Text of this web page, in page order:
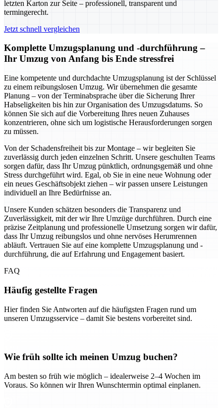
letzten Karton zur Seite – professionell, transparent und
termingerecht.
Jetzt schnell vergleichen
Komplette Umzugsplanung und -durchführung –
Ihr Umzug von Anfang bis Ende stressfrei
Eine kompetente und durchdachte Umzugsplanung ist der Schlüssel
zu einem reibungslosen Umzug. Wir übernehmen die gesamte
Planung – von der Terminabsprache über die Sicherung Ihrer
Habseligkeiten bis hin zur Organisation des Umzugsdatums. So
können Sie sich auf die Vorbereitung Ihres neuen Zuhauses
konzentrieren, ohne sich um logistische Herausforderungen sorgen
zu müssen.
Von der Schadensfreiheit bis zur Montage – wir begleiten Sie
zuverlässig durch jeden einzelnen Schritt. Unsere geschulten Teams
sorgen dafür, dass Ihr Umzug pünktlich, ordnungsgemäß und ohne
Stress durchgeführt wird. Egal, ob Sie in eine neue Wohnung oder
ein neues Geschäftsobjekt ziehen – wir passen unsere Leistungen
individuell an Ihre Bedürfnisse an.
Unsere Kunden schätzen besonders die Transparenz und
Zuverlässigkeit, mit der wir Ihre Umzüge durchführen. Durch eine
präzise Zeitplanung und professionelle Umsetzung sorgen wir dafür,
dass Ihr Umzug reibungslos und ohne nervöses Herumrennen
abläuft. Vertrauen Sie auf eine komplette Umzugsplanung und -
durchführung, die auf Erfahrung und Engagement basiert.
FAQ
Häufig gestellte Fragen
Hier finden Sie Antworten auf die häufigsten Fragen rund um
unseren Umzugsservice – damit Sie bestens vorbereitet sind.
Wie früh sollte ich meinen Umzug buchen?
Am besten so früh wie möglich – idealerweise 2–4 Wochen im
Voraus. So können wir Ihren Wunschtermin optimal einplanen.